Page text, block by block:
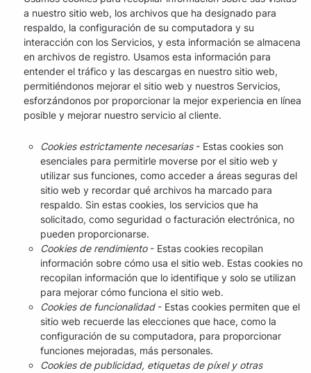
a nuestro sitio web, los archivos que ha designado para
respaldo, la configuración de su computadora y su
interacción con los Servicios, y esta información se almacena
en archivos de registro. Usamos esta información para
entender el tráfico y las descargas en nuestro sitio web,
permitiéndonos mejorar el sitio web y nuestros Servicios,
esforzándonos por proporcionar la mejor experiencia en línea
posible y mejorar nuestro servicio al cliente.
Cookies estrictamente necesarias- Estas cookies son
esenciales para permitirle moverse por el sitio web y
utilizar sus funciones, como acceder a áreas seguras del
sitio web y recordar qué archivos ha marcado para
respaldo. Sin estas cookies, los servicios que ha
solicitado, como seguridad o facturación electrónica, no
pueden proporcionarse.
Cookies de rendimiento- Estas cookies recopilan
información sobre cómo usa el sitio web. Estas cookies no
recopilan información que lo identifique y solo se utilizan
para mejorar cómo funciona el sitio web.
Cookies de funcionalidad- Estas cookies permiten que el
sitio web recuerde las elecciones que hace, como la
configuración de su computadora, para proporcionar
funciones mejoradas, más personales.
Cookies de publicidad, etiquetas de píxel y otras